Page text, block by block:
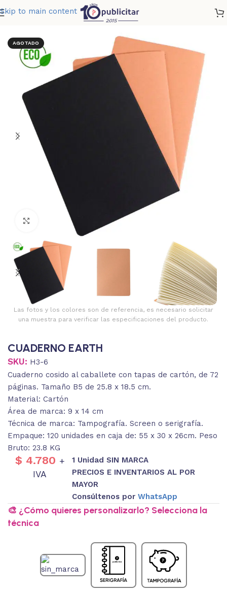
Skip to main content
CUADERNO EARTH
AGOTADO
Clic para ampliar
Las fotos y los colores son de referencia, es necesario solicitar
una muestra para verificar las especificaciones del producto.
CUADERNO EARTH
SKU: H3-6
Cuaderno cosido al caballete con tapas de cartón, de 72
páginas. Tamaño B5 de 25.8 x 18.5 cm.
Material: Cartón
Área de marca: 9 x 14 cm
Técnica de marca: Tampografía. Screen o serigrafía.
Empaque: 120 unidades en caja de: 55 x 30 x 26cm. Peso
Bruto: 23.8 KG
$ 4.780 +
IVA
1 Unidad SIN MARCA
PRECIOS E INVENTARIOS AL POR
MAYOR
Consúltenos porWhatsApp
🎨 ¿Cómo quieres personalizarlo? Selecciona la
técnica